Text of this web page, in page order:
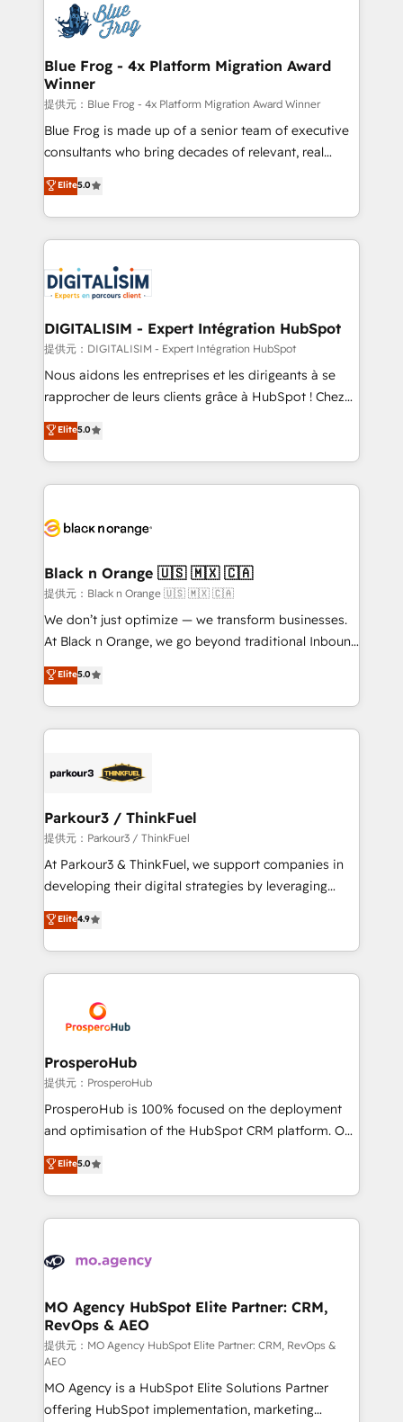
team of 25+ experts Contact us today to help you
get more from your investment in HubSpot.
Implementation partner, we provide expertise to
drive your business forward. Since 2015 we are fully
dedicated to HubSpot and with an experienced
team (50+), we work with reputable companies in
B2B sectors such as manufacturing, SaaS and
business services. We prepare a customized
business case that demonstrates the value and
detailed financial rationale with a focus on ROI and
TCO. As a trusted extension of your team, we
business up for long-term success. Unlock your
business. If not now, when?
Blue Frog - 4x Platform Migration Award
Winner
提供元：Blue Frog - 4x Platform Migration Award Winner
Blue Frog is made up of a senior team of executive
consultants who bring decades of relevant, real
world experience to our client engagements. "Blue
Frog is a top, trusted partner in HubSpot's
ecosystem for a reason. Their team brings over a
decade of experience to the table, along with deep
for driving growth. They are committed to helping
our customers grow and finding solutions that fit
their unique business needs. We are thrilled to have
Blue Frog in the HubSpot ecosystem leading the
way for customers!" - Yamini Rangan, CEO of
HubSpot “Our experience with the team at Blue Frog
of experience and quality of skilled staff has earned
them a trusted reputation within the HubSpot
clients.” - Brian Garvey, VP, Solutions Partner
Program, HubSpot.
Elite5.0
DIGITALISIM - Expert Intégration HubSpot
提供元：DIGITALISIM - Expert Intégration HubSpot
Nous aidons les entreprises et les dirigeants à se
rapprocher de leurs clients grâce à HubSpot ! Chez
DIGITALISIM, nous avons l'intime conviction que la
réussite des entreprises passe par l’innovation web,
le marketing digital, et la relation client ! C'est
pourquoi, nos experts sont à la fois capables de
référencement, votre stratégie digitale et le pilotage
projet HubSpot avec DIGITALISIM : 🧽 Nettoyage,
migration et intégration des bases de données. 🚀
Développement des interfaces avec vos logiciels
métiers ⚙️ Configuration de la plateforme HubSpot
Book Process & Guidelines utilisateurs 🎓
Formations des utilisateurs
Elite5.0
Black n Orange 🇺🇸 🇲🇽 🇨🇦
提供元：Black n Orange 🇺🇸 🇲🇽 🇨🇦
We don’t just optimize — we transform businesses.
At Black n Orange, we go beyond traditional Inbound
Marketing with our exclusive methodologies:
BOOMS and BOOST. Together, they form a powerful
combination that has driven success for over 800
businesses worldwide. As Elite HubSpot Partners, we
strategies that integrate data-driven marketing,
companies scale faster and smarter. 🔹 BOOMS:
Demand generation for all your buyers With BOOMS,
you invest in 100% of your buyers, accelerating your
growth and positioning yourself as an undisputed
transformation process A methodology designed to
implement HubSpot effectively and optimize your
record of business transformation, our growth-first
approach has helped brands dominate their
Elite5.0
Parkour3 / ThinkFuel
提供元：Parkour3 / ThinkFuel
At Parkour3 & ThinkFuel, we support companies in
developing their digital strategies by leveraging
technologies and automating their marketing and
sales processes to generate growth. Our offer spans
from Strategy to Operations. We specialize in CRM
onboarding and implementation, web design, sales
extensive experience working with tech companies
and manufacturers since 2002, we are committed to
empowering our clients and developing their
autonomy. Get to grips with HubSpot through
guided implementation and seamless integration of
the CRM platform into your digital ecosystem. Would
marketing strategy? We'll provide support tailored
to your needs and sales objectives. With 125+
Accreditations. Based in Canada (coast to coast), our
services are offered in both English & French.
Elite4.9
ProsperoHub
提供元：ProsperoHub
ProsperoHub is 100% focused on the deployment
and optimisation of the HubSpot CRM platform. Our
highly experienced team of solutions experts will
ensure that you achieve maximum adoption and
ROI from your HubSpot investment. Use our
extensive HubSpot, sales, marketing, service and
HubSpot journey, design and implement your
infrastructure to life. Our collaborative approach
keeps you in control whilst we plan and support the
route to your revenue goals. We have successfully
supported over 500 organisations with HubSpot
implementation, optimisation, training, and
adoption assurance. Our tried and tested Roadmap
Elite5.0
MO Agency HubSpot Elite Partner: CRM,
RevOps & AEO
提供元：MO Agency HubSpot Elite Partner: CRM, RevOps &
AEO
MO Agency is a HubSpot Elite Solutions Partner
offering HubSpot implementation, marketing